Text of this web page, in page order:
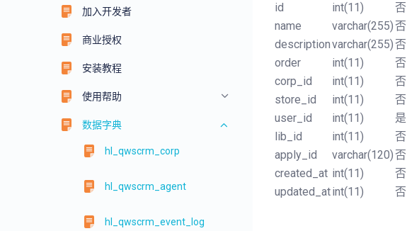
加入开发者
商业授权
安装教程
使用帮助
数据字典
hl_qwscrm_corp
hl_qwscrm_agent
hl_qwscrm_event_log
id
int(11) 否
name
varchar(255) 否
descriptionvarchar(255) 否
order
int(11) 否
corp_id
int(11) 否
store_id
int(11) 否
user_id
int(11) 是
lib_id
int(11) 否
apply_id
varchar(120) 否
created_at int(11) 否
updated_atint(11) 否